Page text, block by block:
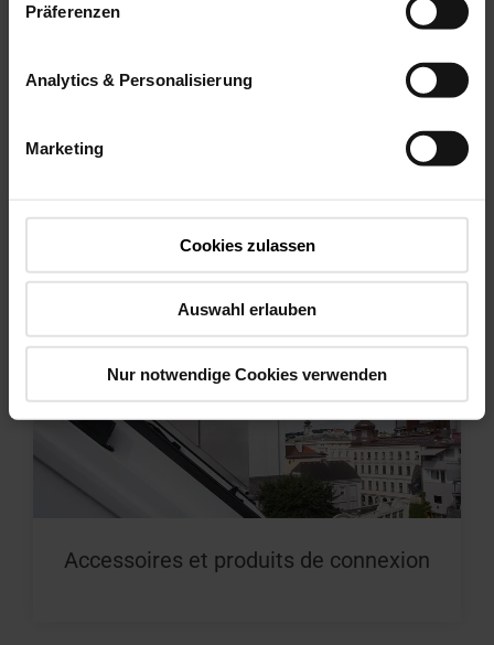
Präferenzen
Analytics & Personalisierung
Marketing
Cookies zulassen
Auswahl erlauben
Nur notwendige Cookies verwenden
Accessoires et produits de connexion